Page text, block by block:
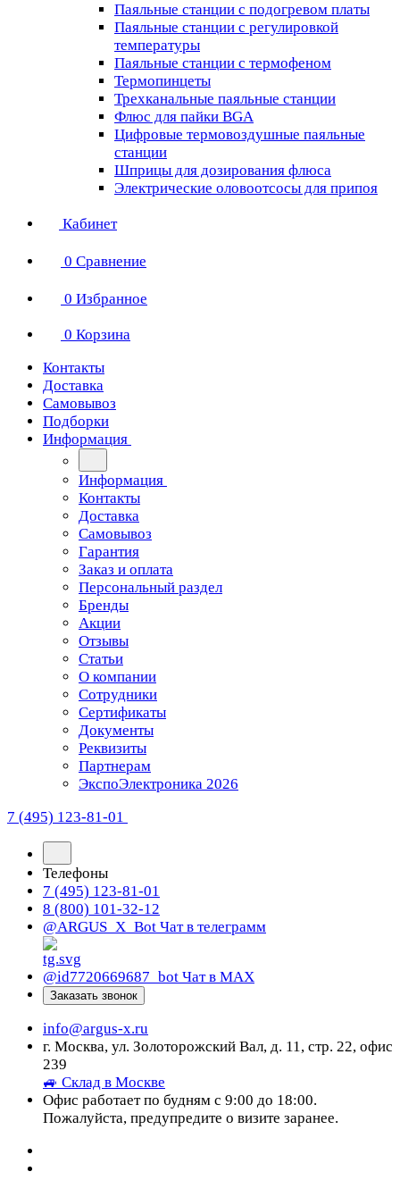
Паяльные станции с подогревом платы
Паяльные станции с регулировкой
температуры
Паяльные станции с термофеном
Термопинцеты
Трехканальные паяльные станции
Флюс для пайки BGA
Цифровые термовоздушные паяльные
станции
Шприцы для дозирования флюса
Электрические оловоотсосы для припоя
Кабинет
0 Сравнение
0 Избранное
0 Корзина
Контакты
Доставка
Самовывоз
Подборки
Информация
Информация
Контакты
Доставка
Самовывоз
Гарантия
Заказ и оплата
Персональный раздел
Бренды
Акции
Отзывы
Статьи
О компании
Сотрудники
Сертификаты
Документы
Реквизиты
Партнерам
ЭкспоЭлектроника 2026
7 (495) 123-81-01
Телефоны
7 (495) 123-81-01
8 (800) 101-32-12
@ARGUS_X_Bot Чат в телеграмм
@id7720669687_bot Чат в МАХ
Заказать звонок
info@argus-x.ru
г. Москва, ул. Золоторожский Вал, д. 11, стр. 22, офис
239
🚙 Склад в Москве
Офис работает по будням с 9:00 до 18:00.
Пожалуйста, предупредите о визите заранее.